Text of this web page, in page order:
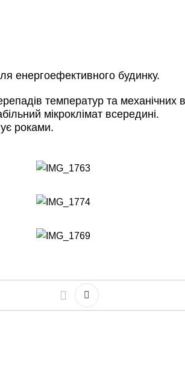
енергоефективного будинку.
температур та механічних
мікроклімат всередині.
роками.